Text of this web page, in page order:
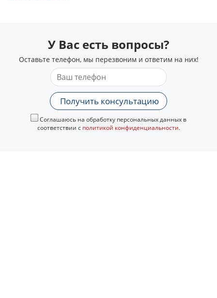
У Вас есть вопросы?
Оставьте телефон, мы перезвоним и ответим на них!
Получить консультацию
Соглашаюсь на обработку персональных данных в
соответствии с политикой конфиденциальности.